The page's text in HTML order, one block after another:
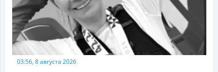
03:56, 8 августа 2026